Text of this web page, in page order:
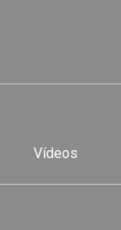
Vídeos